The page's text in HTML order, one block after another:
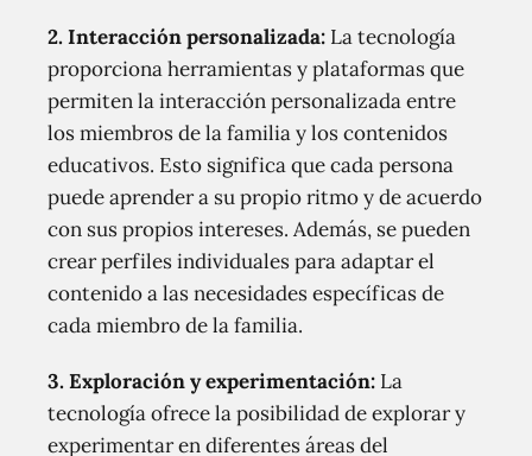
2. Interacción personalizada: La tecnología
proporciona herramientas y plataformas que
permiten la interacción personalizada entre
los miembros de la familia y los contenidos
educativos. Esto significa que cada persona
puede aprender a su propio ritmo y de acuerdo
con sus propios intereses. Además, se pueden
crear perfiles individuales para adaptar el
contenido a las necesidades específicas de
cada miembro de la familia.
3. Exploración y experimentación: La
tecnología ofrece la posibilidad de explorar y
experimentar en diferentes áreas del